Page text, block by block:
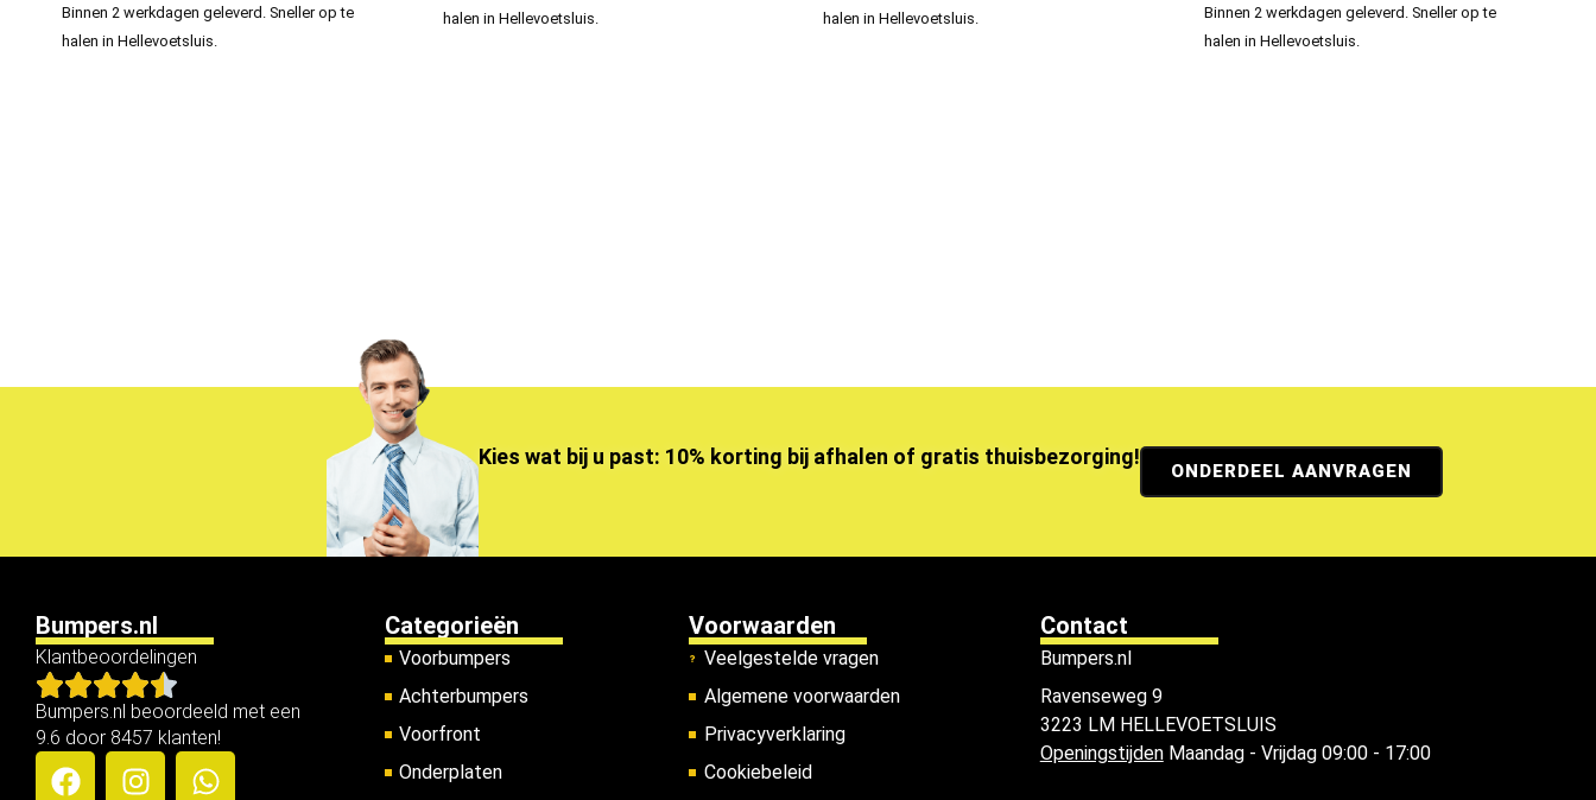
Binnen 2 werkdagen geleverd. Sneller op te
halen in Hellevoetsluis.
halen in Hellevoetsluis.
halen in Hellevoetsluis.
Binnen 2 werkdagen geleverd. Sneller op te
halen in Hellevoetsluis.
Kies wat bij u past: 10% korting bij afhalen of gratis thuisbezorging!
ONDERDEEL AANVRAGEN
Bumpers.nl
Klantbeoordelingen
Bumpers.nl beoordeeld met een
9.6 door 8457 klanten!
Categorieën
Voorbumpers
Achterbumpers
Voorfront
Onderplaten
Voorwaarden
Veelgestelde vragen
Algemene voorwaarden
Privacyverklaring
Cookiebeleid
Contact
Bumpers.nl
Ravenseweg 9
3223 LM HELLEVOETSLUIS
OpeningstijdenMaandag - Vrijdag 09:00 - 17:00